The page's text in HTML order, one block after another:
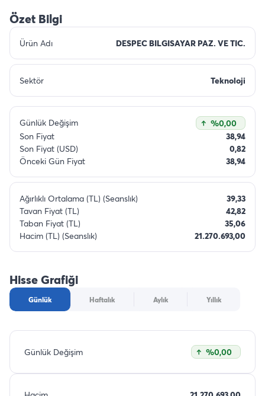
Özet Bilgi
Ürün Adı DESPEC BILGISAYAR PAZ. VE TIC.
Sektör Teknoloji
Günlük Değişim
%0,00
Son Fiyat
38,94
Son Fiyat (USD)
0,82
Önceki Gün Fiyat
38,94
Ağırlıklı Ortalama (TL) (Seanslık)
39,33
Tavan Fiyat (TL)
42,82
Taban Fiyat (TL)
35,06
Hacim (TL) (Seanslık)
21.270.693,00
Hisse Grafiği
Günlük Haftalık Aylık Yıllık
Günlük Değişim %0,00